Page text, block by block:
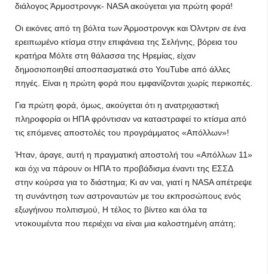
διάλογος Άρμοστρονγκ- NASA ακούγεται για πρώτη φορά!
Οι εικόνες από τη βόλτα των Άρμοστρονγκ και Όλντριν σε ένα
ερειπωμένο κτίσμα στην επιφάνεια της Σελήνης, βόρεια του
κρατήρα Μόλτε στη θάλασσα της Ηρεμίας, είχαν
δημοσιοποιηθεί αποσπασματικά στο YouTube από άλλες
πηγές. Είναι η πρώτη φορά που εμφανίζονται χωρίς περικοπές.
Για πρώτη φορά, όμως, ακούγεται ότι η ανατριχιαστική
πληροφορία οι ΗΠΑ φρόντισαν να καταστραφεί το κτίσμα από
τις επόμενες αποστολές του προγράμματος «Απόλλων»!
Ήταν, άραγε, αυτή η πραγματική αποστολή του «Απόλλων 11»
και όχι να πάρουν οι ΗΠΑ το προβάδισμα έναντι της ΕΣΣΔ
στην κούρσα για το διάστημα; Κι αν ναι, γιατί η NASA απέτρεψε
τη συνάντηση των αστροναυτών με του εκπροσώπους ενός
εξωγήινου πολιτισμού, Η τέλος το βίντεο και όλα τα
ντοκουμέντα που περιέχει να είναι μια καλοστημένη απάτη;